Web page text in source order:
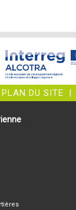
PLAN DU SITE